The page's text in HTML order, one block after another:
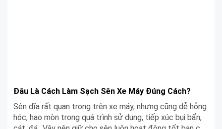
Đâu Là Cách Làm Sạch Sên Xe Máy Đúng Cách?
Sên dĩa rất quan trọng trên xe máy, nhưng cũng dễ hỏng
hóc, hao mòn trong quá trình sử dụng, tiếp xúc bụi bẩn,